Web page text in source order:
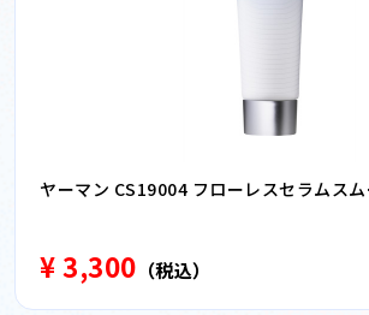
ヤーマン CS19004 フローレスセラムス
¥ 3,300 （税込）